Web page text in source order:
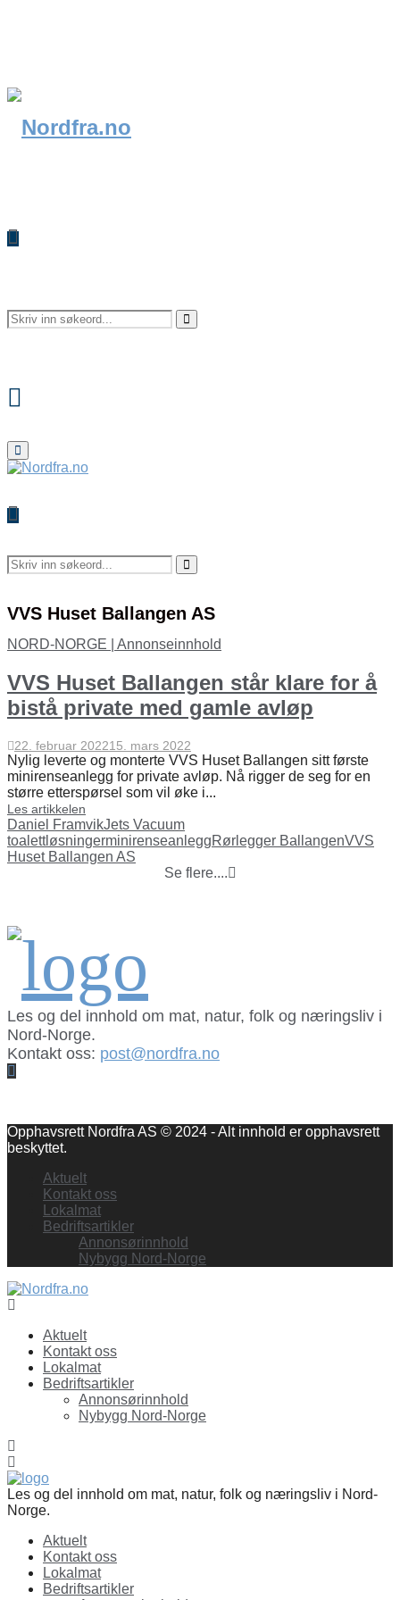
Search
Search
Primary
Menu
Search
for:
Search
VVS Huset Ballangen AS
NORD-NORGE | Annonseinnhold
VVS Huset Ballangen står klare for å
bistå private med gamle avløp
22. februar 202215. mars 2022
Nylig leverte og monterte VVS Huset Ballangen sitt første
minirenseanlegg for private avløp. Nå rigger de seg for en
større etterspørsel som vil øke i...
Les artikkelen
Daniel FramvikJets Vacuum
toalettløsningerminirenseanleggRørlegger BallangenVVS
Huset Ballangen AS
Se flere....
Les og del innhold om mat, natur, folk og næringsliv i
Nord-Norge.
Kontakt oss: post@nordfra.no
Opphavsrett Nordfra AS © 2024 - Alt innhold er opphavsrett
beskyttet.
Aktuelt
Kontakt oss
Lokalmat
Bedriftsartikler
Annonsørinnhold
Nybygg Nord-Norge
Aktuelt
Kontakt oss
Lokalmat
Bedriftsartikler
Annonsørinnhold
Nybygg Nord-Norge
Les og del innhold om mat, natur, folk og næringsliv i Nord-
Norge.
Aktuelt
Kontakt oss
Lokalmat
Bedriftsartikler